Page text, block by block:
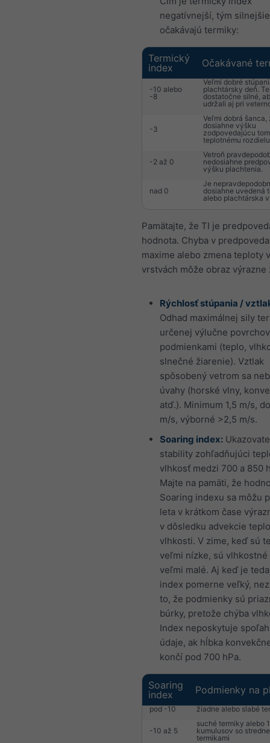
negatívnejší, tým
očakávajú termiky:
Termický
index
Očakávané
-10 alebo
-8
Veľmi dobré
plachtársky deň.
dostatočne silné,
udržali aj pri
-3
Veľmi dobrá šanca,
dosiahne výšku
zodpovedajúcu
teplotnému
-2 až 0
Vetroň
nedosiahne
výšku plachtenia.
nad 0
Je
dosiahne uvedená
alebo plachtárska
Pamätajte, že TI je
hodnota. Chyba v
maxime alebo zmena teploty
vrstvách môže obraz výrazne
Rýchlosť stúpania /
Odhad maximálnej sily
určenej výlučne
podmienkami (teplo,
slnečné žiarenie). Vztlak
spôsobený vetrom sa
úvahy (horské vlny,
atď.). Minimum 1,5 m/s,
m/s, výborné >2,5 m/s.
Soaring index:
stability zohľadňujúci
vlhkosť medzi 700 a 850
Majte na pamäti, že
Soaring indexu sa môžu
leta v krátkom čase
v dôsledku advekcie
vlhkosti. V zime, keď sú
veľmi nízke, sú vlhkostné
veľmi malé. Aj keď je
index pomerne veľký,
to, že podmienky sú
búrky, pretože chýba
Index neposkytuje
údaje, ak hĺbka
končí pod 700 hPa.
Soaring
index
Podmienky na
pod -10 žiadne alebo slabé
-10 až 5
suché termiky alebo
kumulusov so
termikami